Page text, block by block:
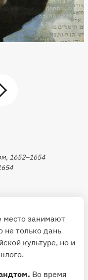
1652–1654
место занимают
не только дань
культуре, но и
Во время